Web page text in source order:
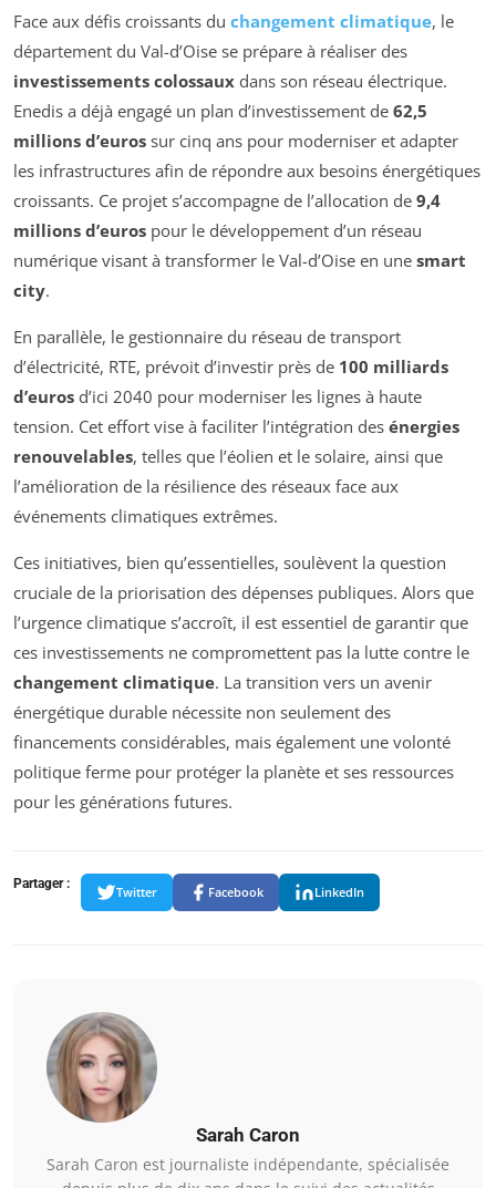
Face aux défis croissants du changement climatique, le
département du Val-d’Oise se prépare à réaliser des
investissements colossaux dans son réseau électrique.
Enedis a déjà engagé un plan d’investissement de 62,5
millions d’euros sur cinq ans pour moderniser et adapter
les infrastructures afin de répondre aux besoins énergétiques
croissants. Ce projet s’accompagne de l’allocation de 9,4
millions d’euros pour le développement d’un réseau
numérique visant à transformer le Val-d’Oise en une smart
city.
En parallèle, le gestionnaire du réseau de transport
d’électricité, RTE, prévoit d’investir près de 100 milliards
d’euros d’ici 2040 pour moderniser les lignes à haute
tension. Cet effort vise à faciliter l’intégration des énergies
renouvelables, telles que l’éolien et le solaire, ainsi que
l’amélioration de la résilience des réseaux face aux
événements climatiques extrêmes.
Ces initiatives, bien qu’essentielles, soulèvent la question
cruciale de la priorisation des dépenses publiques. Alors que
l’urgence climatique s’accroît, il est essentiel de garantir que
ces investissements ne compromettent pas la lutte contre le
changement climatique. La transition vers un avenir
énergétique durable nécessite non seulement des
financements considérables, mais également une volonté
politique ferme pour protéger la planète et ses ressources
pour les générations futures.
Partager :
Twitter Facebook LinkedIn
Sarah Caron
Sarah Caron est journaliste indépendante, spécialisée